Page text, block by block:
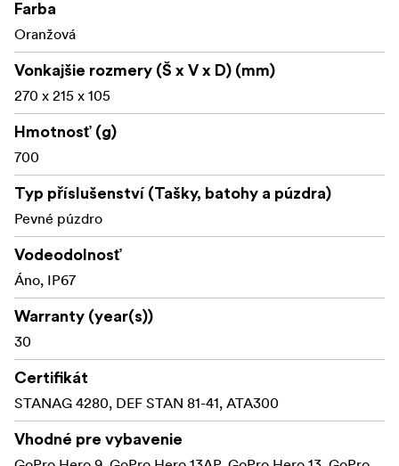
Farba
Oranžová
Vonkajšie rozmery (Š x V x D) (mm)
270 x 215 x 105
Hmotnosť (g)
700
Typ příslušenství (Tašky, batohy a púzdra)
Pevné púzdro
Vodeodolnosť
Áno, IP67
Warranty (year(s))
30
Certifikát
STANAG 4280, DEF STAN 81-41, ATA300
Vhodné pre vybavenie